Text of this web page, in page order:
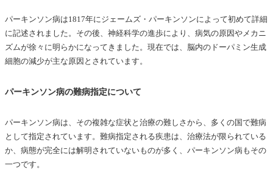
まとめ
パーキンソン病は1817年にジェームズ・パーキンソンによって初めて詳細
に記述されました。その後、神経科学の進歩により、病気の原因やメカニ
ズムが徐々に明らかになってきました。現在では、脳内のドーパミン生成
細胞の減少が主な原因とされています。
パーキンソン病の難病指定について
パーキンソン病は、その複雑な症状と治療の難しさから、多くの国で難病
として指定されています。難病指定される疾患は、治療法が限られている
か、病態が完全には解明されていないものが多く、パーキンソン病もその
一つです。